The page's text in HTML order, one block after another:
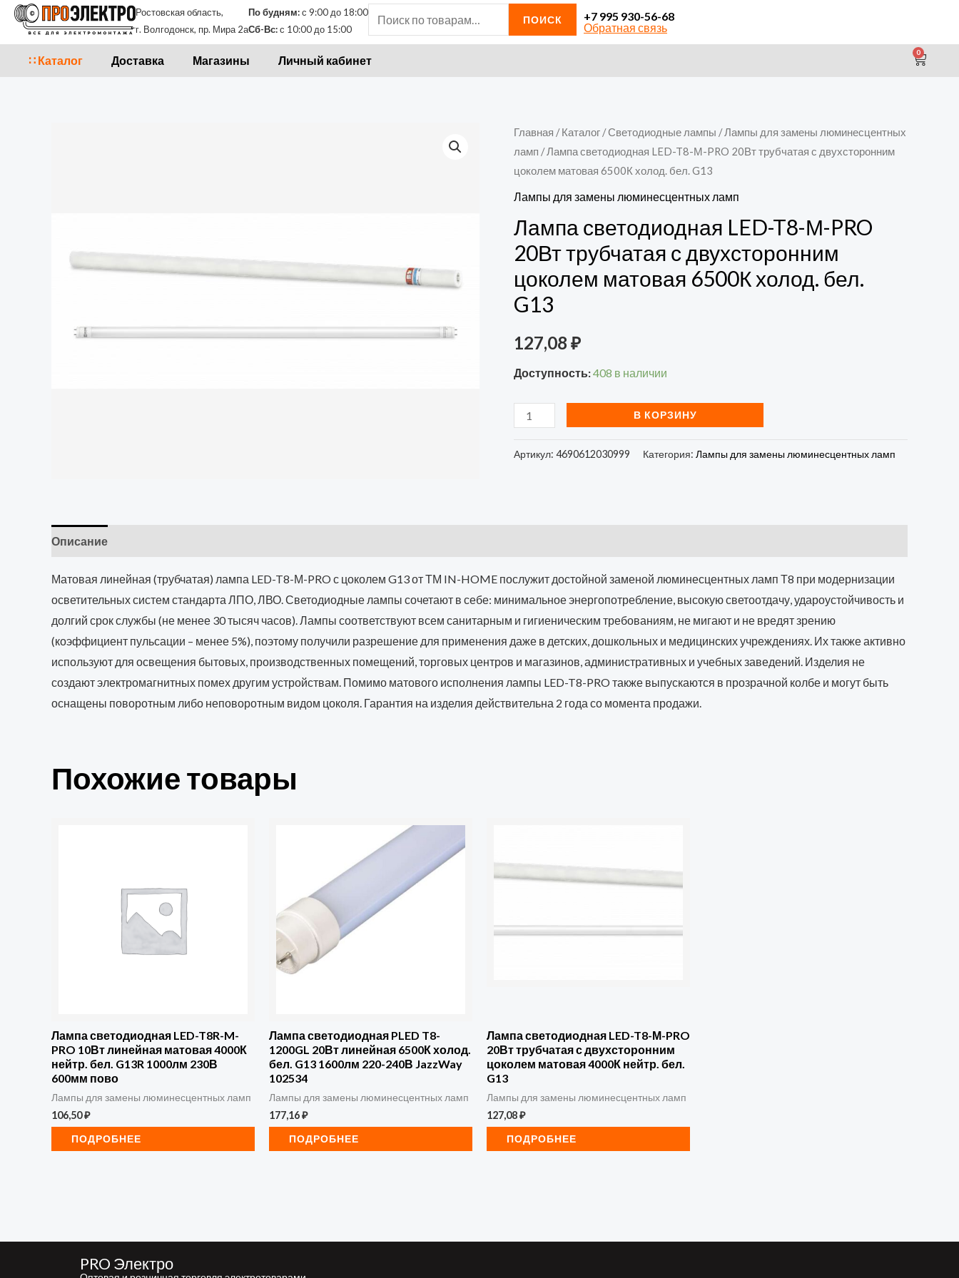
Перейти
Ростовская область,
г. Волгодонск, пр. Мира 2а
По будням:с 9:00 до 18:00
Сб-Вс:с 10:00 до 15:00
Искать: ПОИСК
+7 995 930-56-68
Обратная связь
∷ Каталог Доставка Магазины Личный кабинет
0
Главная /Каталог /Светодиодные лампы /Лампы для замены люминесцентных
ламп / Лампа светодиодная LED-T8-М-PRO 20Вт трубчатая с двухсторонним
цоколем матовая 6500К холод. бел. G13
Лампы для замены люминесцентных ламп
Лампа светодиодная LED-T8-М-PRO
20Вт трубчатая с двухсторонним
цоколем матовая 6500К холод. бел.
G13
127,08 ₽
Доступность:408 в наличии
Количество
товара
Лампа
светодиодная
T8-
М-
PRO
20Вт
с
цоколем
матовая
6500К
бел.
В КОРЗИНУ
Артикул: 4690612030999 Категория: Лампы для замены люминесцентных ламп
Описание
Матовая линейная (трубчатая) лампа LED-T8-М-PRO с цоколем G13 от ТМ IN-HOME послужит достойной заменой люминесцентных ламп Т8 при модернизации
осветительных систем стандарта ЛПО, ЛВО. Светодиодные лампы сочетают в себе: минимальное энергопотребление, высокую светоотдачу, удароустойчивость и
долгий срок службы (не менее 30 тысяч часов). Лампы соответствуют всем санитарным и гигиеническим требованиям, не мигают и не вредят зрению
(коэффициент пульсации – менее 5%), поэтому получили разрешение для применения даже в детских, дошкольных и медицинских учреждениях. Их также активно
используют для освещения бытовых, производственных помещений, торговых центров и магазинов, административных и учебных заведений. Изделия не
создают электромагнитных помех другим устройствам. Помимо матового исполнения лампы LED-T8-PRO также выпускаются в прозрачной колбе и могут быть
оснащены поворотным либо неповоротным видом цоколя. Гарантия на изделия действительна 2 года со момента продажи.
Похожие товары
Лампа светодиодная LED-T8R-M-
PRO 10Вт линейная матовая 4000К
нейтр. бел. G13R 1000лм 230В
600мм пово
Лампы для замены люминесцентных ламп
106,50₽
ПОДРОБНЕЕ
Лампа светодиодная PLED T8-
1200GL 20Вт линейная 6500К холод.
бел. G13 1600лм 220-240В JazzWay
102534
Лампы для замены люминесцентных ламп
177,16₽
ПОДРОБНЕЕ
Лампа светодиодная LED-T8-М-PRO
20Вт трубчатая с двухсторонним
цоколем матовая 4000К нейтр. бел.
G13
Лампы для замены люминесцентных ламп
127,08₽
ПОДРОБНЕЕ
PRO Электро